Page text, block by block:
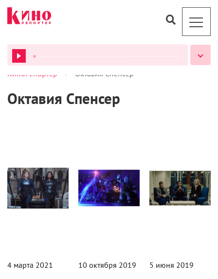
ВСЕ ПОДКАСТЫ
КиноРепортер > Октавия Спенсер
Октавия Спенсер
4 марта 2021 10 октября 2019 5 июня 2019